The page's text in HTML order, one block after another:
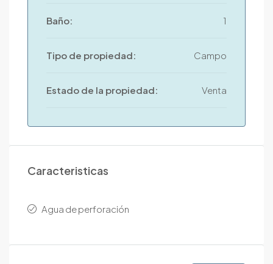
Baño: 1
Tipo de propiedad: Campo
Estado de la propiedad: Venta
Caracteristicas
Agua de perforación